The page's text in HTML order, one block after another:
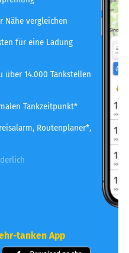
Nähe vergleichen
für eine Ladung
14.000 Tankstellen
Tankzeitpunkt*
Routenplaner*,
tanken App